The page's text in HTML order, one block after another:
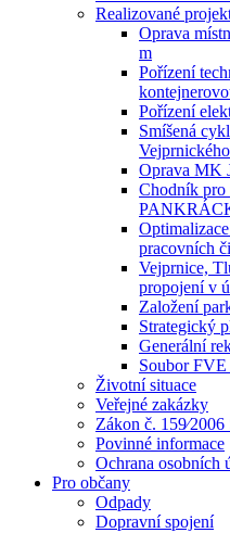
Realizované
Oprava
m
Pořízení
Pořízení
Smíšená
Oprava MK
Chodník
pracovních
Vejprnice,
propojení v
Založení
Strategický
Generální
Soubor FVE
Životní situace
Veřejné zakázky
Zákon č. 159⁄2006
Povinné informace
Ochrana osobních
Pro občany
Odpady
Dopravní spojení